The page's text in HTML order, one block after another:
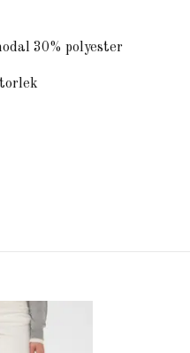
30% polyester